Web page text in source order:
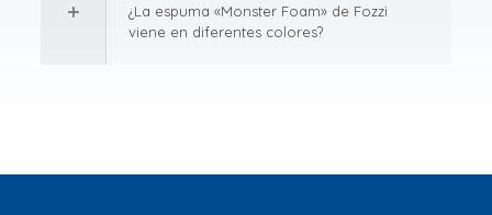
¿La espuma «Monster Foam» de Fozzi
viene en diferentes colores?